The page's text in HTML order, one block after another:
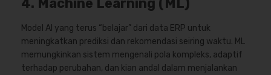
4. Machine Learning (ML)
Model AI yang terus “belajar” dari data ERP untuk
meningkatkan prediksi dan rekomendasi seiring waktu. ML
memungkinkan sistem mengenali pola kompleks, adaptif
terhadap perubahan, dan kian andal dalam menjalankan